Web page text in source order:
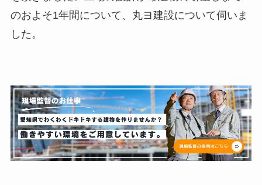
のおよそ1年間について、丸ヨ建設について伺いま
した。